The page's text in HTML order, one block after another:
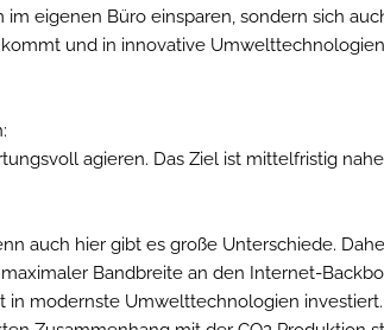
eigenen Büro einsparen, sondern sich
und in innovative
agieren. Das Ziel ist mittelfristig
auch hier gibt es große Unterschiede.
Bandbreite an den Internet-
in modernste Umwelttechnologien